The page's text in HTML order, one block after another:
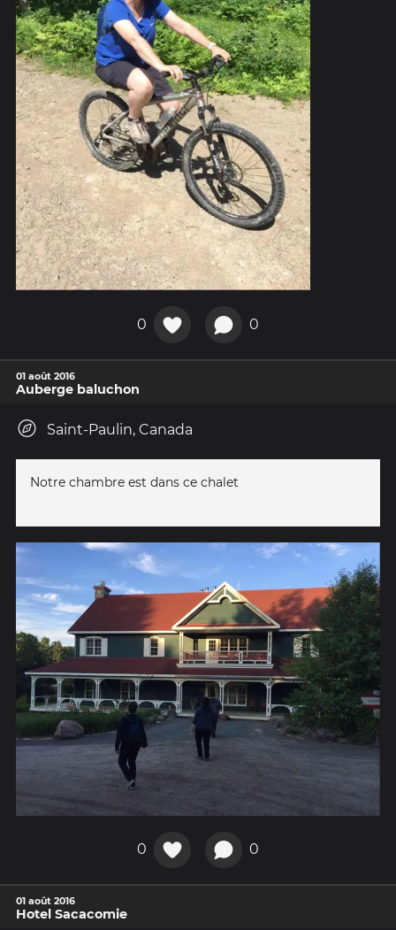
0 0
01 août 2016
Auberge baluchon
Saint-Paulin, Canada
Notre chambre est dans ce chalet
0 0
01 août 2016
Hotel Sacacomie